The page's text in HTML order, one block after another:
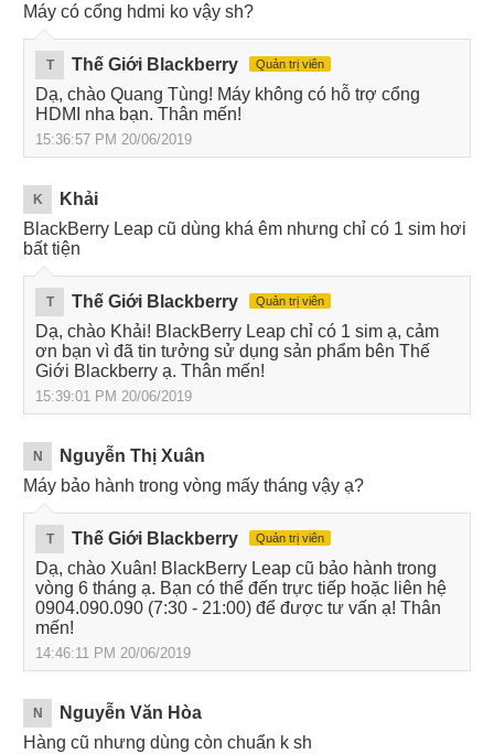
Máy có cổng hdmi ko vậy sh?
T Thế Giới Blackberry Quản trị viên
Dạ, chào Quang Tùng! Máy không có hỗ trợ cổng
HDMI nha bạn. Thân mến!
15:36:57 PM 20/06/2019
K
Khải
BlackBerry Leap cũ dùng khá êm nhưng chỉ có 1 sim hơi
bất tiện
T Thế Giới Blackberry Quản trị viên
Dạ, chào Khải! BlackBerry Leap chỉ có 1 sim ạ, cảm
ơn bạn vì đã tin tưởng sử dụng sản phẩm bên Thế
Giới Blackberry ạ. Thân mến!
15:39:01 PM 20/06/2019
N
Nguyễn Thị Xuân
Máy bảo hành trong vòng mấy tháng vậy ạ?
T Thế Giới Blackberry Quản trị viên
Dạ, chào Xuân! BlackBerry Leap cũ bảo hành trong
vòng 6 tháng ạ. Bạn có thể đến trực tiếp hoặc liên hệ
0904.090.090 (7:30 - 21:00) để được tư vấn ạ! Thân
mến!
14:46:11 PM 20/06/2019
N
Nguyễn Văn Hòa
Hàng cũ nhưng dùng còn chuẩn k sh